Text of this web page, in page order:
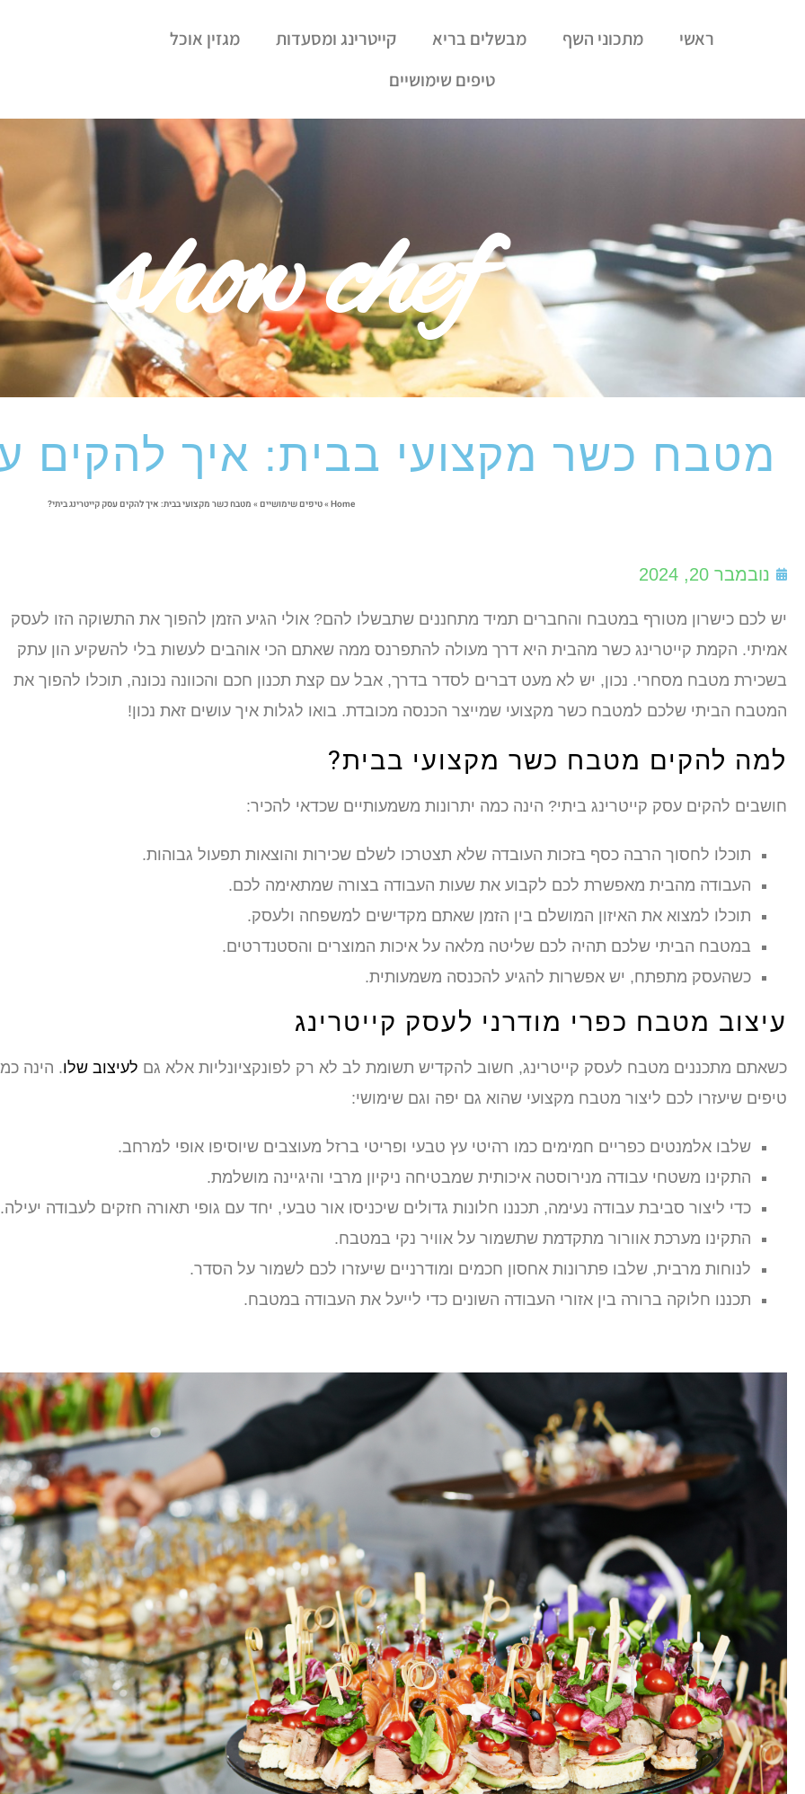
ראשי מתכוני השף מבשלים בריא קייטרינג ומסעדות
מגזין אוכל
טיפים שימושיים
show chef
מטבח כשר מקצועי בבית: איך להקים
Home
»טיפים שימושיים » מטבח כשר מקצועי בבית: איך להקים עסק קייטרינג ביתי?
נובמבר 20, 2024
יש לכם כישרון מטורף במטבח והחברים תמיד מתחננים שתבשלו להם? אולי הגיע הזמן להפוך את התשוקה הזו לעסק
אמיתי. הקמת קייטרינג כשר מהבית היא דרך מעולה להתפרנס ממה שאתם הכי אוהבים לעשות בלי להשקיע הון עתק
בשכירת מטבח מסחרי. נכון, יש לא מעט דברים לסדר בדרך, אבל עם קצת תכנון חכם והכוונה נכונה, תוכלו להפוך את
המטבח הביתי שלכם למטבח כשר מקצועי שמייצר הכנסה מכובדת. בואו לגלות איך עושים זאת נכון!
למה להקים מטבח כשר מקצועי בבית?
חושבים להקים עסק קייטרינג ביתי? הינה כמה יתרונות משמעותיים שכדאי להכיר:
תוכלו לחסוך הרבה כסף בזכות העובדה שלא תצטרכו לשלם שכירות והוצאות תפעול גבוהות.
העבודה מהבית מאפשרת לכם לקבוע את שעות העבודה בצורה שמתאימה לכם.
תוכלו למצוא את האיזון המושלם בין הזמן שאתם מקדישים למשפחה ולעסק.
במטבח הביתי שלכם תהיה לכם שליטה מלאה על איכות המוצרים והסטנדרטים.
כשהעסק מתפתח, יש אפשרות להגיע להכנסה משמעותית.
עיצוב מטבח כפרי מודרני לעסק קייטרינג
כשאתם מתכננים מטבח לעסק קייטרינג, חשוב להקדיש תשומת לב לא רק לפונקציונליות אלא גם לעיצוב שלו. הינה
טיפים שיעזרו לכם ליצור מטבח מקצועי שהוא גם יפה וגם שימושי:
שלבו אלמנטים כפריים חמימים כמו רהיטי עץ טבעי ופריטי ברזל מעוצבים שיוסיפו אופי למרחב.
התקינו משטחי עבודה מנירוסטה איכותית שמבטיחה ניקיון מרבי והיגיינה מושלמת.
כדי ליצור סביבת עבודה נעימה, תכננו חלונות גדולים שיכניסו אור טבעי, יחד עם גופי תאורה חזקים לעבודה יעילה.
התקינו מערכת אוורור מתקדמת שתשמור על אוויר נקי במטבח.
לנוחות מרבית, שלבו פתרונות אחסון חכמים ומודרניים שיעזרו לכם לשמור על הסדר.
תכננו חלוקה ברורה בין אזורי העבודה השונים כדי לייעל את העבודה במטבח.